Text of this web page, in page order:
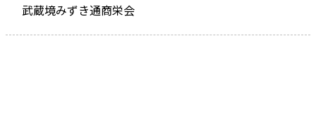
武蔵境みずき通商栄会